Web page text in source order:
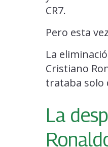
CR7.
Pero esta
La
Cristiano
trataba solo
La